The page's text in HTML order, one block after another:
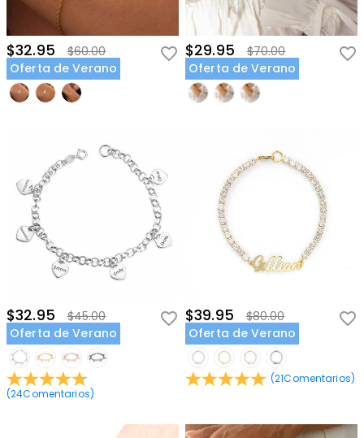
$32.95
$60.00
Oferta de Verano
$29.95
$70.00
Oferta de Verano
$32.95
$45.00
Oferta de Verano
(24Comentarios)
$39.95
$80.00
Oferta de Verano
(21Comentarios)